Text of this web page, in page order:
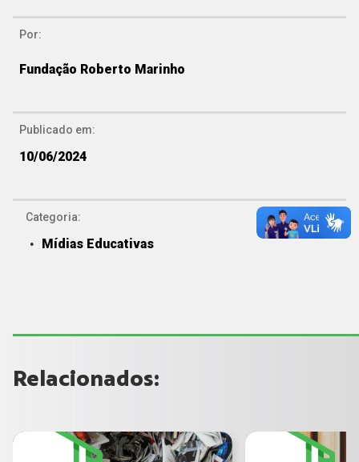
Por:
Fundação Roberto Marinho
Publicado em:
10/06/2024
Categoria:
Mídias Educativas
Relacionados: